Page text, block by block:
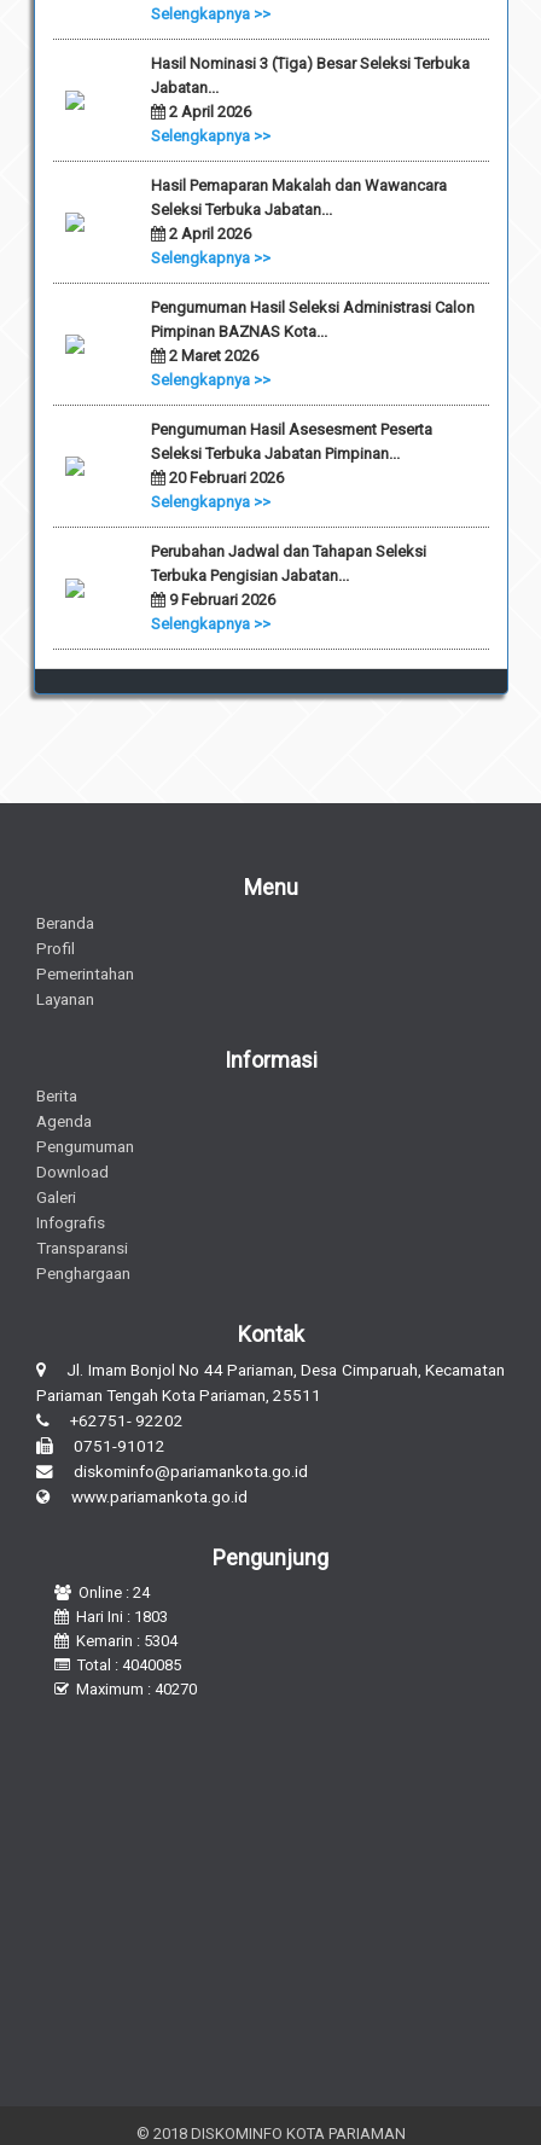
Selengkapnya >>
Hasil Nominasi 3 (Tiga) Besar Seleksi Terbuka
Jabatan...
2 April 2026
Selengkapnya >>
Hasil Pemaparan Makalah dan Wawancara
Seleksi Terbuka Jabatan...
2 April 2026
Selengkapnya >>
Pengumuman Hasil Seleksi Administrasi Calon
Pimpinan BAZNAS Kota...
2 Maret 2026
Selengkapnya >>
Pengumuman Hasil Asesesment Peserta
Seleksi Terbuka Jabatan Pimpinan...
20 Februari 2026
Selengkapnya >>
Perubahan Jadwal dan Tahapan Seleksi
Terbuka Pengisian Jabatan...
9 Februari 2026
Selengkapnya >>
Menu
Beranda
Profil
Pemerintahan
Layanan
Informasi
Berita
Agenda
Pengumuman
Download
Galeri
Infografis
Transparansi
Penghargaan
Kontak
Jl. Imam Bonjol No 44 Pariaman, Desa Cimparuah, Kecamatan
Pariaman Tengah Kota Pariaman, 25511
+62751- 92202
0751-91012
diskominfo@pariamankota.go.id
www.pariamankota.go.id
Pengunjung
Online : 24
Hari Ini : 1803
Kemarin : 5304
Total : 4040085
Maximum : 40270
© 2018 DISKOMINFO KOTA PARIAMAN